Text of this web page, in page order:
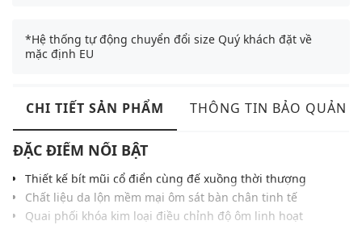
*Hệ thống tự động chuyển đổi size Quý khách đặt về
mặc định EU
CHI TIẾT SẢN PHẨM THÔNG TIN BẢO QUẢN
ĐẶC ĐIỂM NỔI BẬT
Thiết kế bít mũi cổ điển cùng đế xuồng thời thượng
Chất liệu da lộn mềm mại ôm sát bàn chân tinh tế
Quai phối khóa kim loại điều chỉnh độ ôm linh hoạt